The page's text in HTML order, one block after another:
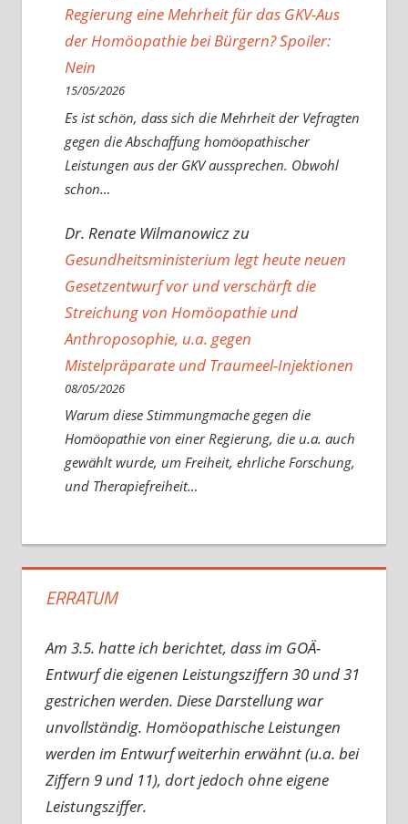
Regierung eine Mehrheit für das GKV-Aus
der Homöopathie bei Bürgern? Spoiler:
Nein
15/05/2026
Es ist schön, dass sich die Mehrheit der Vefragten
gegen die Abschaffung homöopathischer
Leistungen aus der GKV aussprechen. Obwohl
schon…
Dr. Renate Wilmanowiczzu
Gesundheitsministerium legt heute neuen
Gesetzentwurf vor und verschärft die
Streichung von Homöopathie und
Anthroposophie, u.a. gegen
Mistelpräparate und Traumeel-Injektionen
08/05/2026
Warum diese Stimmungmache gegen die
Homöopathie von einer Regierung, die u.a. auch
gewählt wurde, um Freiheit, ehrliche Forschung,
und Therapiefreiheit…
ERRATUM
Am 3.5. hatte ich berichtet, dass im GOÄ-
Entwurf die eigenen Leistungsziffern 30 und 31
gestrichen werden. Diese Darstellung war
unvollständig. Homöopathische Leistungen
werden im Entwurf weiterhin erwähnt (u.a. bei
Ziffern 9 und 11), dort jedoch ohne eigene
Leistungsziffer.